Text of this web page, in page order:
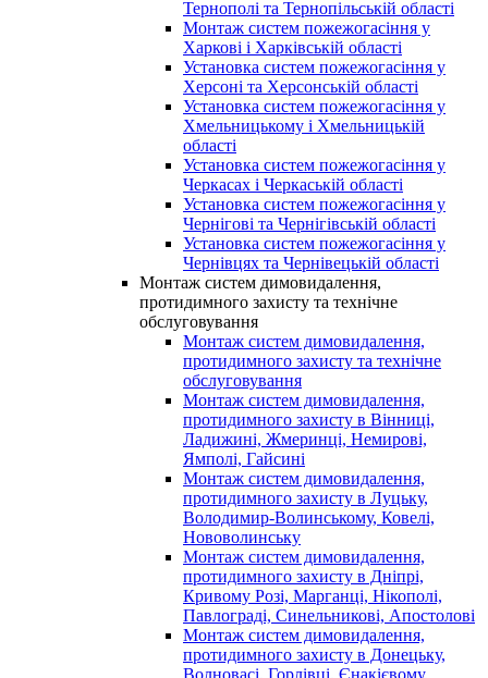
Тернополі та Тернопільській області
Монтаж систем пожежогасіння у
Харкові і Харківській області
Установка систем пожежогасіння у
Херсоні та Херсонській області
Установка систем пожежогасіння у
Хмельницькому і Хмельницькій
області
Установка систем пожежогасіння у
Черкасах і Черкаській області
Установка систем пожежогасіння у
Чернігові та Чернігівській області
Установка систем пожежогасіння у
Чернівцях та Чернівецькій області
Монтаж систем димовидалення,
протидимного захисту та технічне
обслуговування
Монтаж систем димовидалення,
протидимного захисту та технічне
обслуговування
Монтаж систем димовидалення,
протидимного захисту в Вінниці,
Ладижині, Жмеринці, Немирові,
Ямполі, Гайсині
Монтаж систем димовидалення,
протидимного захисту в Луцьку,
Володимир-Волинському, Ковелі,
Нововолинську
Монтаж систем димовидалення,
протидимного захисту в Дніпрі,
Кривому Розі, Марганці, Нікополі,
Павлограді, Синельникові, Апостолові
Монтаж систем димовидалення,
протидимного захисту в Донецьку,
Волновасі, Горлівці, Єнакієвому,